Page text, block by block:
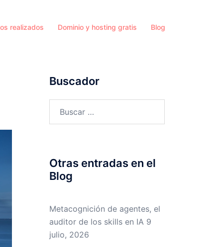
realizados Dominio y hosting gratis Blog
Buscador
Otras entradas en el
Blog
Metacognición de agentes, el
auditor de los skills en IA 9
julio, 2026